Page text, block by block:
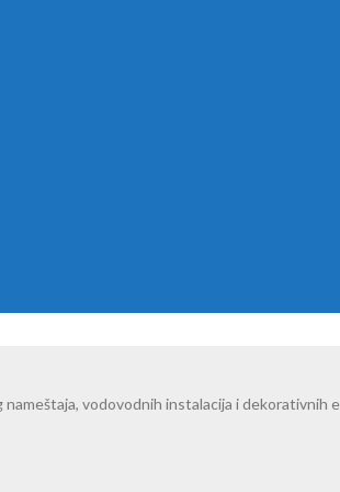
vodovodnih instalacija i dekorativnih